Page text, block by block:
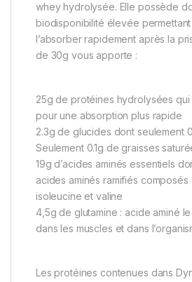
whey hydrolysée. Elle possède
biodisponibilité élevée
l’absorber rapidement après la
de 30g vous apporte :
25g de protéines hydrolysées
pour une absorption plus rapide
2.3g de glucides dont seulement
Seulement 0.1g de graisses
19g d’acides aminés essentiels
acides aminés ramifiés composés
isoleucine et valine
4,5g de glutamine : acide aminé
dans les muscles et dans
Les protéines contenues dans